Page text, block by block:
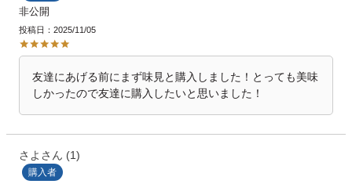
非公開
投稿日 2025/11/05
友達にあげる前にまず味見と購入しました！とっても美味
しかったので友達に購入したいと思いました！
さよ 1
購入者